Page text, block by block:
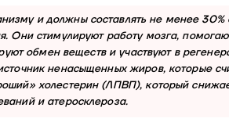
и должны составлять не менее 30%
Они стимулируют работу мозга,
обмен веществ и участвуют в
ненасыщенных жиров, которые
холестерин (ЛПВП), который
и атеросклероза.